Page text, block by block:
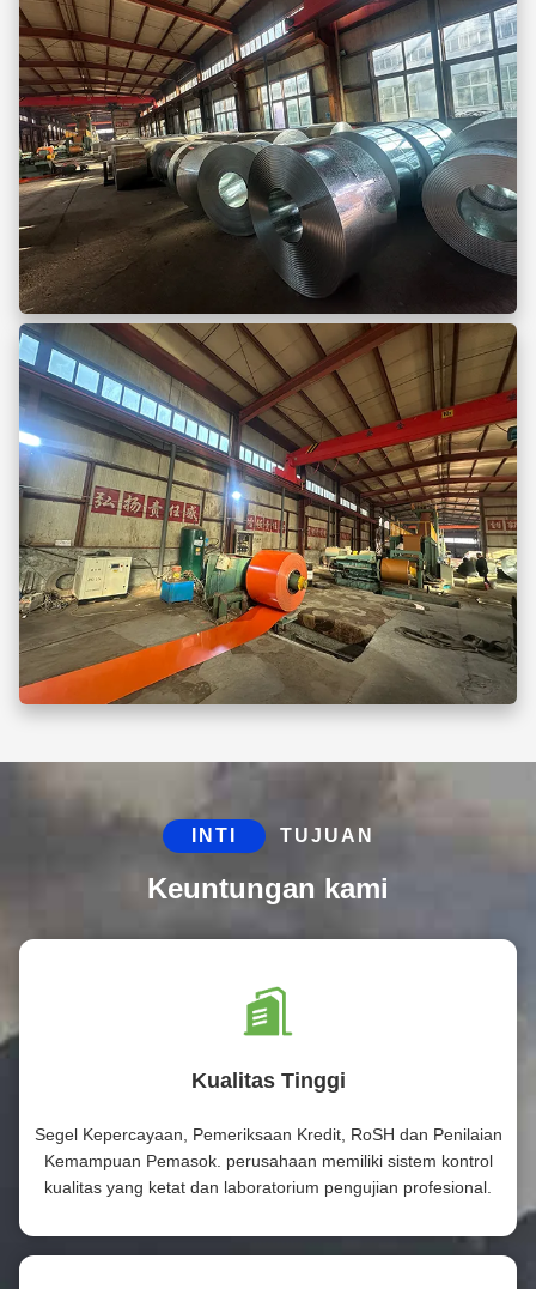
INTI TUJUAN
Keuntungan kami
Kualitas Tinggi
Segel Kepercayaan, Pemeriksaan Kredit, RoSH dan Penilaian
Kemampuan Pemasok. perusahaan memiliki sistem kontrol
kualitas yang ketat dan laboratorium pengujian profesional.